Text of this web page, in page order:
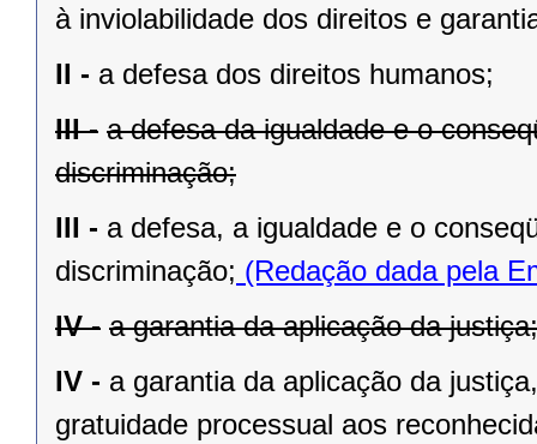
à inviolabilidade dos direitos e
II - a defesa dos direitos humanos;
III - a defesa da igualdade e o
discriminação;
III - a defesa, a igualdade e o
discriminação; (Redação dada pela
IV - a garantia da aplicação da justiça;
IV - a garantia da aplicação da
gratuidade processual aos